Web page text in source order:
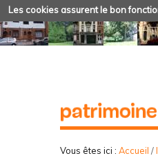
Les cookies assurent le bon
Vous êtes ici : Accueil /